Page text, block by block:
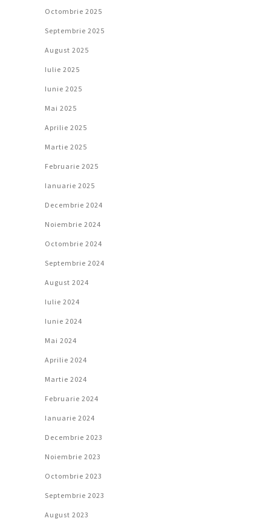
Octombrie 2025
Septembrie 2025
August 2025
Iulie 2025
Iunie 2025
Mai 2025
Aprilie 2025
Martie 2025
Februarie 2025
Ianuarie 2025
Decembrie 2024
Noiembrie 2024
Octombrie 2024
Septembrie 2024
August 2024
Iulie 2024
Iunie 2024
Mai 2024
Aprilie 2024
Martie 2024
Februarie 2024
Ianuarie 2024
Decembrie 2023
Noiembrie 2023
Octombrie 2023
Septembrie 2023
August 2023